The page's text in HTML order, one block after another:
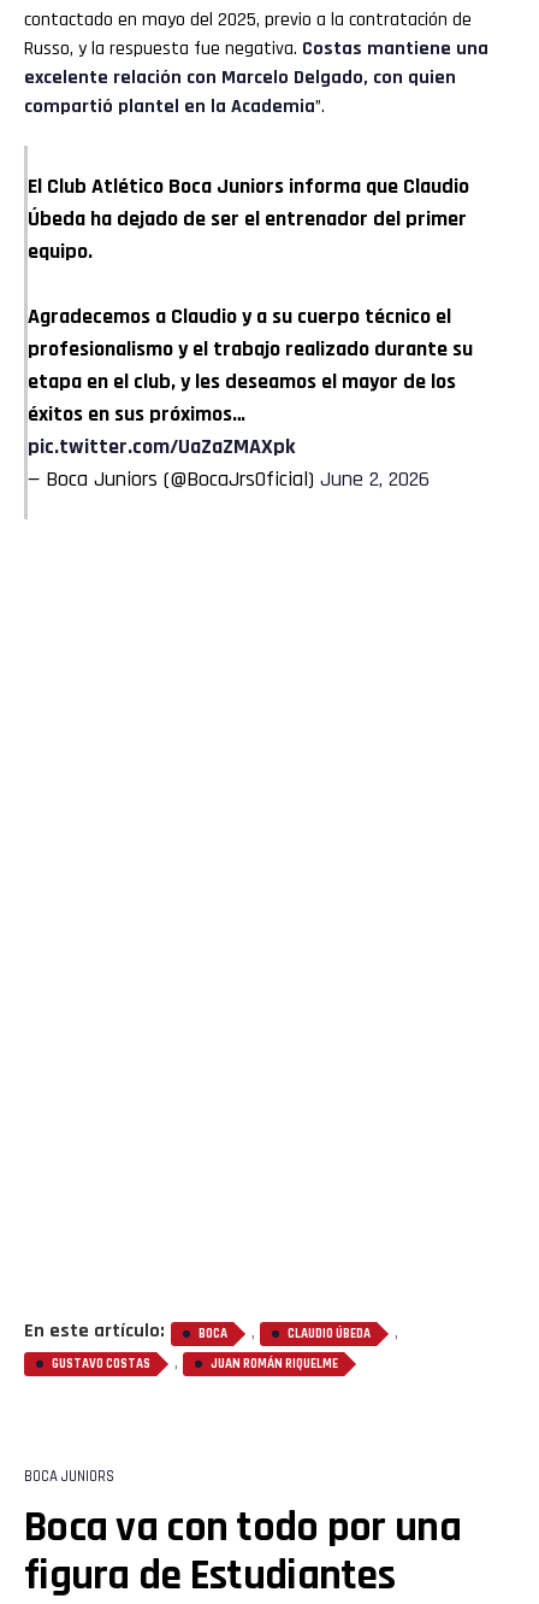
contactado en mayo del 2025, previo a la contratación de
Russo, y la respuesta fue negativa. Costas mantiene una
excelente relación con Marcelo Delgado, con quien
compartió plantel en la Academia”.
El Club Atlético Boca Juniors informa que Claudio
Úbeda ha dejado de ser el entrenador del primer
equipo.
Agradecemos a Claudio y a su cuerpo técnico el
profesionalismo y el trabajo realizado durante su
etapa en el club, y les deseamos el mayor de los
éxitos en sus próximos…
pic.twitter.com/UaZaZMAXpk
— Boca Juniors (@BocaJrsOficial) June 2, 2026
En este artículo: BOCA , CLAUDIO ÚBEDA ,
GUSTAVO COSTAS , JUAN ROMÁN RIQUELME
BOCA JUNIORS
Boca va con todo por una
figura de Estudiantes